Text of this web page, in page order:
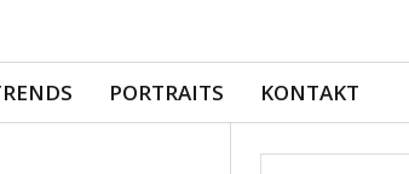
PORTRAITS KONTAKT